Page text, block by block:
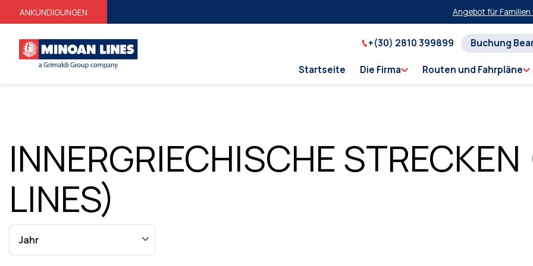
ANKÜNDIGUNGEN Angebot für Familien
+(30) 2810 399899 Buchung
Startseite Die Firma Routen und Fahrpläne
INNERGRIECHISCHE
LINES)